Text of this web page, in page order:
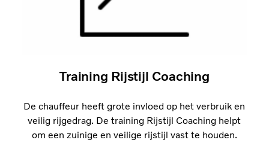
Training Rijstijl Coaching
De chauffeur heeft grote invloed op het verbruik en
veilig rijgedrag. De training Rijstijl Coaching helpt
om een zuinige en veilige rijstijl vast te houden.